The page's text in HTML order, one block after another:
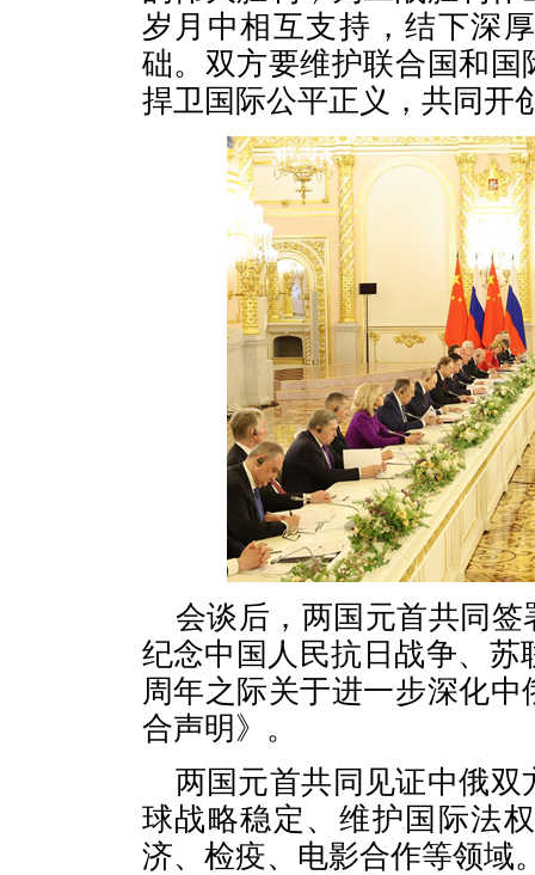
岁月中相互支持，结下深
础。双方要维护联合国和
捍卫国际公平正义，共同开
会谈后，两国元首共同
纪念中国人民抗日战争、
周年之际关于进一步深化
合声明》。
两国元首共同见证中俄
球战略稳定、维护国际法
济、检疫、电影合作等领域